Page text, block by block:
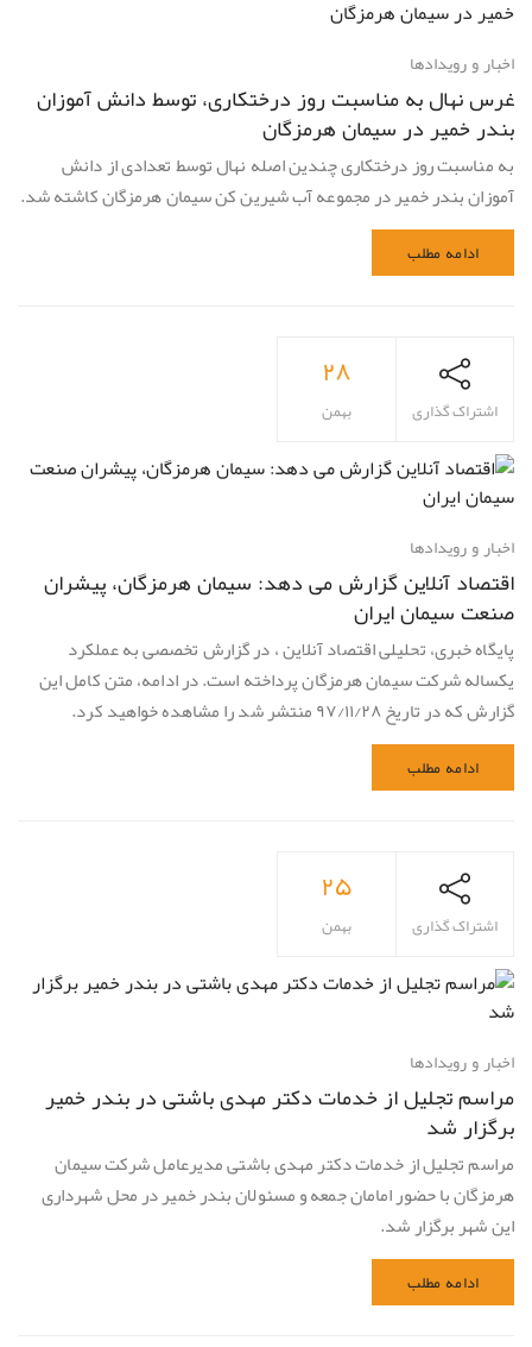
اخبار و رویدادها
غرس نهال به مناسبت روز درختکاری، توسط دانش آموزان
بندر خمیر در سیمان هرمزگان
به مناسبت روز درختکاری چندین اصله نهال توسط تعدادی از دانش
آموزان بندر خمیر در مجموعه آب شیرین کن سیمان هرمزگان کاشته شد.
ادامه مطلب
۲۸
بهمن اشتراک گذاری
اخبار و رویدادها
اقتصاد آنلاین گزارش می دهد: سیمان هرمزگان، پیشران
صنعت سیمان ایران
پایگاه خبری، تحلیلی اقتصاد آنلاین ، در گزارش تخصصی به عملکرد
یکساله شرکت سیمان هرمزگان پرداخته است. در ادامه، متن کامل این
گزارش که در تاریخ ۹۷/۱۱/۲۸ منتشر شد را مشاهده خواهید کرد.
ادامه مطلب
۲۵
بهمن اشتراک گذاری
اخبار و رویدادها
مراسم تجلیل از خدمات دکتر مهدی باشتی در بندر خمیر
برگزار شد
مراسم تجلیل از خدمات دکتر مهدی باشتی مدیرعامل شرکت سیمان
هرمزگان با حضور امامان جمعه و مسئولان بندر خمیر در محل شهرداری
این شهر برگزار شد.
ادامه مطلب